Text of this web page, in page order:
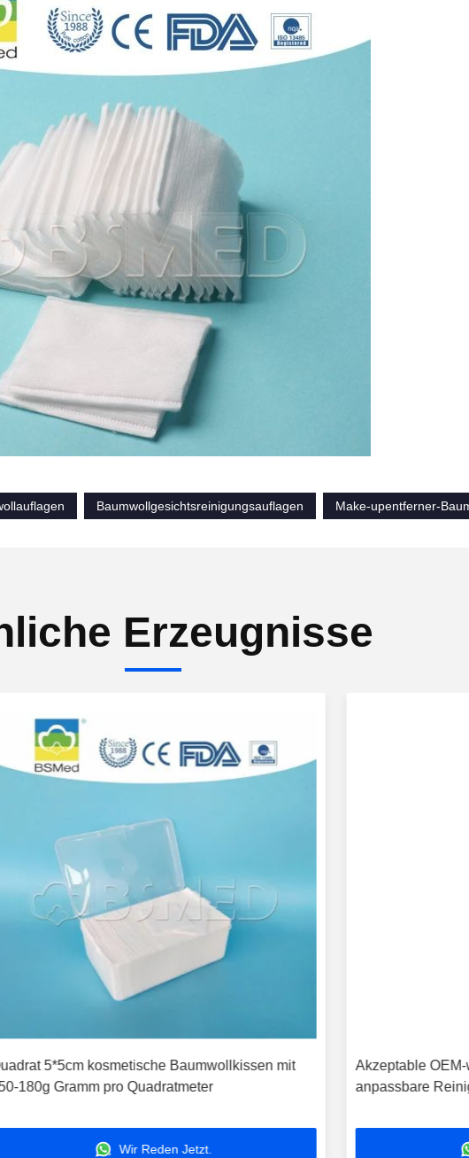
Baumwollgesichtsreinigungsauflagen Make-upentferner-
Erzeugnisse
5*5cm kosmetische Baumwollkissen mit
180g Gramm pro Quadratmeter
Wir Reden Jetzt.
Akzeptable
anpassbare